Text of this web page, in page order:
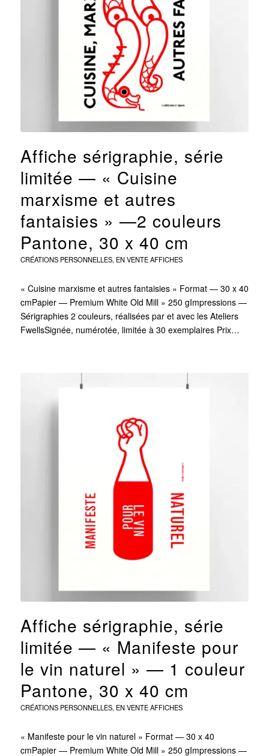
Affiche sérigraphie, série
limitée — « Cuisine
marxisme et autres
fantaisies » —2 couleurs
Pantone, 30 x 40 cm
CRÉATIONS PERSONNELLES, EN VENTE AFFICHES
« Cuisine marxisme et autres fantaisies » Format — 30 x 40
cmPapier — Premium White Old Mill » 250 gImpressions —
Sérigraphies 2 couleurs, réalisées par et avec les Ateliers
FwellsSignée, numérotée, limitée à 30 exemplaires Prix…
Affiche sérigraphie, série
limitée — « Manifeste pour
le vin naturel » — 1 couleur
Pantone, 30 x 40 cm
CRÉATIONS PERSONNELLES, EN VENTE AFFICHES
« Manifeste pour le vin naturel » Format — 30 x 40
cmPapier — Premium White Old Mill » 250 gImpressions —